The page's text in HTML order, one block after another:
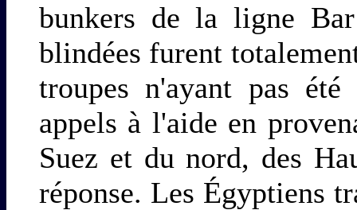
bunkers de la ligne
blindées furent
troupes n'ayant pas
appels à l'aide en
Suez et du nord, des
réponse. Les Égyptiens